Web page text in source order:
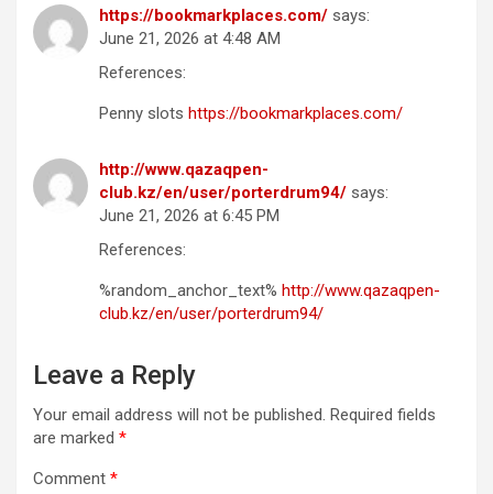
https://bookmarkplaces.com/ says:
June 21, 2026 at 4:48 AM
References:
Penny slots https://bookmarkplaces.com/
http://www.qazaqpen-
club.kz/en/user/porterdrum94/ says:
June 21, 2026 at 6:45 PM
References:
%random_anchor_text% http://www.qazaqpen-
club.kz/en/user/porterdrum94/
Leave a Reply
Your email address will not be published. Required fields
are marked *
Comment *